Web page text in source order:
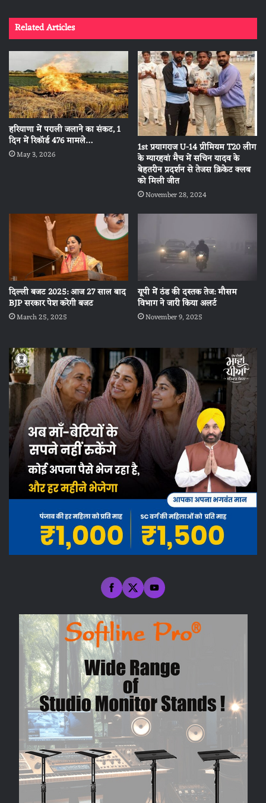
Related Articles
हरियाणा में पराली जलाने का संकट, 1
दिन में रिकॉर्ड 476 मामले…
May 3, 2026
1st प्रयागराज U-14 प्रीमियम T20 लीग
के ग्यारहवां मैच में सचिन यादव के
बेहतरीन प्रदर्शन से तेजस क्रिकेट क्लब
को मिली जीत
November 28, 2024
दिल्ली बजट 2025: आज 27 साल बाद
BJP सरकार पेश करेगी बजट
March 25, 2025
यूपी में ठंड की दस्तक तेज: मौसम
विभाग ने जारी किया अलर्ट
November 9, 2025